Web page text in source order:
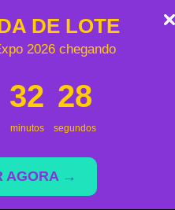
DE LOTE
2026 chegando
32
minutos
27
segundos
AGORA →